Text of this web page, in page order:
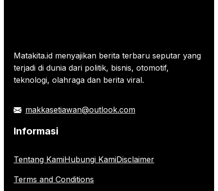
Matakita.id menyajikan berita terbaru seputar yang
terjadi di dunia dari politik, bisnis, otomotif,
teknologi, olahraga dan berita viral.
makkasetiawan@outlook.com
Informasi
Tentang KamiHubungi KamiDisclaimer
Terms and Conditions